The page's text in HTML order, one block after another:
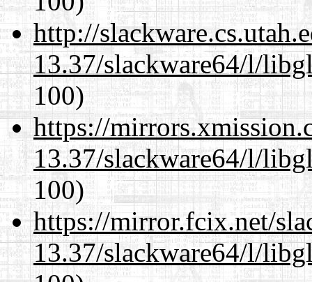
http://
13.37/slackware64/l/
100)
https://
13.37/slackware64/l/
100)
https://mirror.fcix.net/
13.37/slackware64/l/